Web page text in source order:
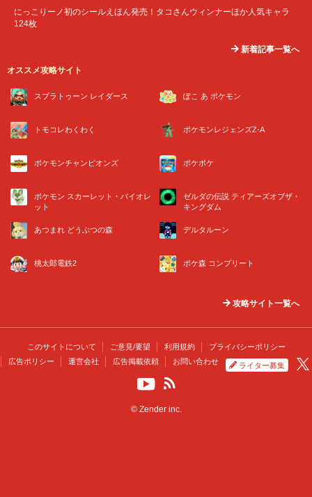
にっこりーノ初のシールえほん発売！タコさんウィンナーほか人気キャラ
124枚
新着記事一覧へ
オススメ攻略サイト
スプラトゥーン レイダース ぽこ あ ポケモン
トモコレわくわく ポケモンレジェンズZ-A
ポケモンチャンピオンズ ポケポケ
ポケモン スカーレット・バイオレ
ット
ゼルダの伝説 ティアーズオブザ・
キングダム
あつまれ どうぶつの森 デルタルーン
桃太郎電鉄2 ポケ森 コンプリート
攻略サイト一覧へ
このサイトについて ご意見/要望 利用規約
プライバシーポリシー
広告ポリシー
運営会社 広告掲載依頼 お問い合わせ ライター募集
© Zender inc.